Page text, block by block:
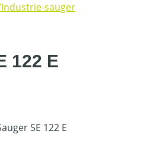
sauger
122 E